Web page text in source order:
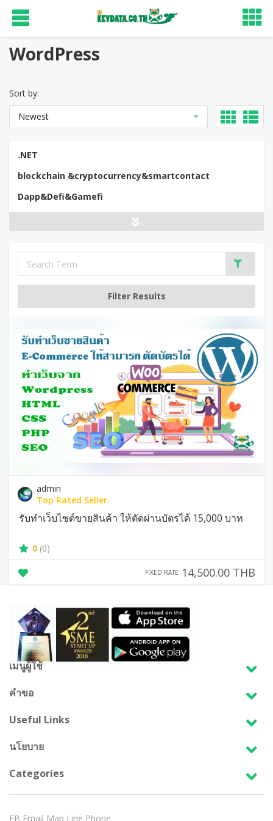
WordPress
Sort by:
Newest
.NET
blockchain &cryptocurrency&smartcontact
Dapp&Defi&Gamefi
admin
Top Rated Seller
รับทำเว็บไซต์ขายสินค้า ให้ตัดผ่านบัตรได้ 15,000 บาท
0 (0)
FIXED RATE 14,500.00 THB
เมนูผู้ใช้
คำขอ
Useful Links
นโยบาย
Categories
FB Email Map Line Phone